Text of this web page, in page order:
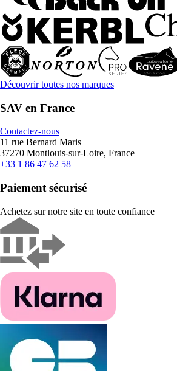
Découvrir toutes nos marques
SAV en France
Contactez-nous
11 rue Bernard Maris
37270 Montlouis-sur-Loire, France
+33 1 86 47 62 58
Paiement sécurisé
Achetez sur notre site en toute confiance